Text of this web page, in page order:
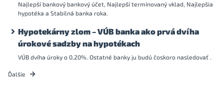
Najlepší bankový bankový účet, Najlepší termínovaný vklad, Najlepšia
hypotéka a Stabilná banka roka.
Hypotekárny zlom – VÚB banka ako prvá dvíha
úrokové sadzby na hypotékach
VÚB dvíha úroky o 0,20%. Ostatné banky ju budú čoskoro nasledovať .
Ďalšie